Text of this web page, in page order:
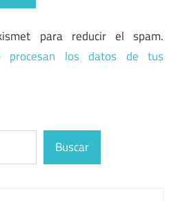
para reducir el spam.
procesan los datos de tus
Buscar